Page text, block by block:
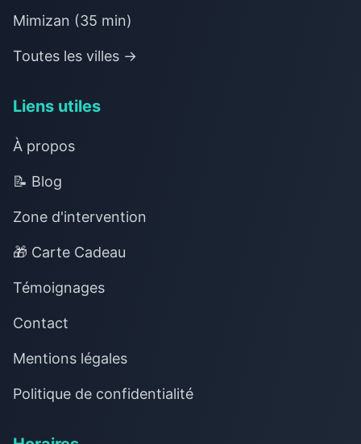
Mimizan (35 min)
Toutes les villes →
Liens utiles
À propos
📝 Blog
Zone d'intervention
🎁 Carte Cadeau
Témoignages
Contact
Mentions légales
Politique de confidentialité